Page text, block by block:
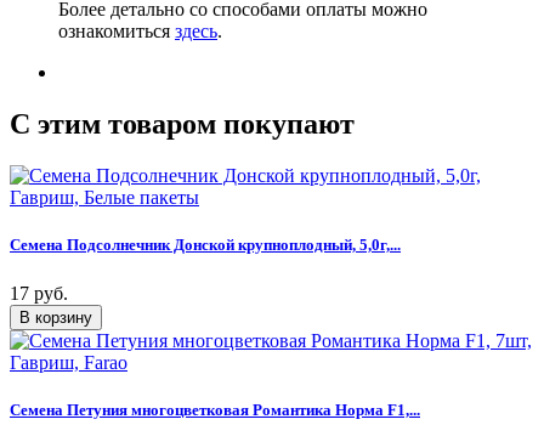
Более детально со способами оплаты можно
ознакомиться здесь.
C этим товаром покупают
Семена Подсолнечник Донской крупноплодный, 5,0г,...
17 руб.
Семена Петуния многоцветковая Романтика Норма F1,...